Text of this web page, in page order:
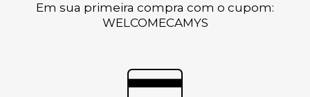
Em sua primeira compra com o cupom:
WELCOMECAMYS